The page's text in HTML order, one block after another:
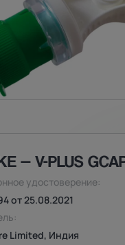
— V-PLUS
удостоверение:
от 25.08.2021
Limited, Индия